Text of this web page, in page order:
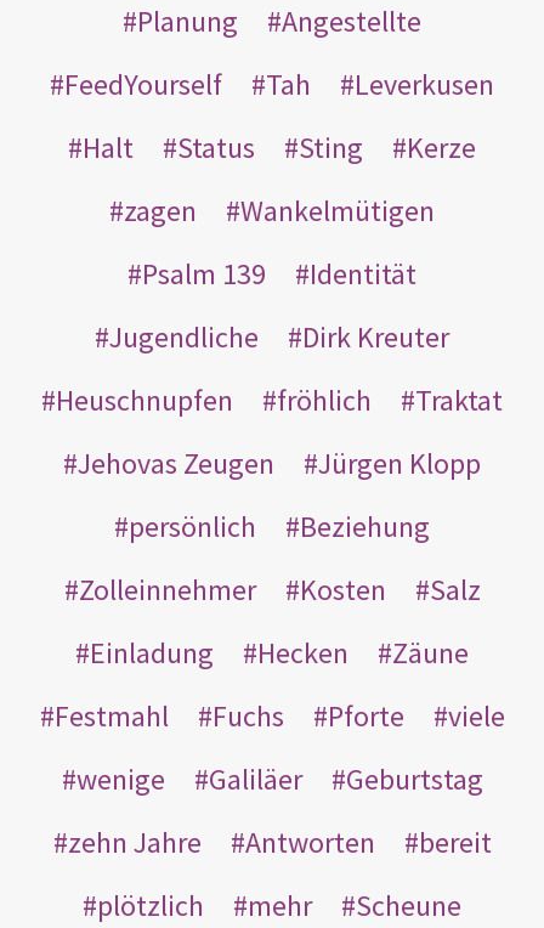
Planung
Angestellte
FeedYourself
Tah
Leverkusen
Halt
Status Sting
Kerze
zagen
Wankelmütigen
Psalm 139
Identität
Jugendliche
Dirk Kreuter
Heuschnupfen
fröhlich
Traktat
Jehovas Zeugen
Jürgen Klopp
persönlich
Beziehung
Zolleinnehmer
Kosten
Salz
Einladung
Hecken
Zäune
Festmahl
Fuchs Pforte
viele
wenige
Galiläer
Geburtstag
zehn Jahre
Antworten
bereit
plötzlich
mehr Scheune